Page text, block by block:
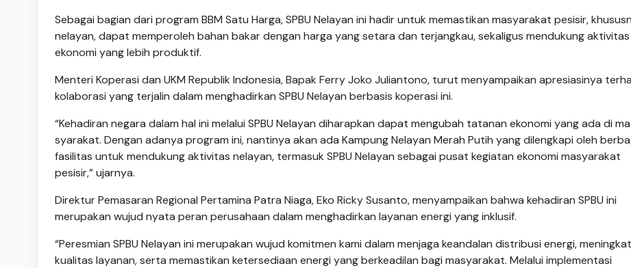
Sebagai bagian dari program BBM Satu Harga, SPBU Nelayan ini hadir untuk memastikan ma­sya­rakat pesisir,
nelayan, dapat mempe­roleh bahan bakar dengan harga yang setara dan terjangkau, sekaligus mendukung aktivitas
ekonomi yang lebih produktif.
Menteri Koperasi dan UKM Republik Indonesia, Bapak Ferry Joko Juliantono, turut menyampaikan apresiasinya
ko­laborasi yang terjalin da­lam menghadirkan SPBU Nelayan berbasis koperasi ini.
“Kehadiran negara da­lam hal ini melalui SPBU Nelayan diharapkan dapat mengubah tatanan e­ko­nomi yang ada di
sya­rakat. Dengan adanya program ini, nantinya akan ada Kampung Nelayan Me­rah Putih yang di­lengkapi oleh
fasilitas untuk mendukung aktivitas nelayan, termasuk SPBU Nelayan sebagai pusat kegiatan ekonomi masyarakat
pesisir,” ujar­nya.
Direktur Pemasaran Regional Pertamina Patra Niaga, Eko Ricky Susanto, menyampaikan bahwa kehadiran SPBU ini
merupakan wujud nyata peran perusahaan dalam menghadirkan layanan energi yang inklusif.
“Peresmian SPBU Nelayan ini merupakan wujud komitmen kami dalam men­jaga keandalan distribusi energi,
kualitas layanan, serta memastikan ketersediaan energi yang berkeadilan bagi masyarakat. Melalui implementasi